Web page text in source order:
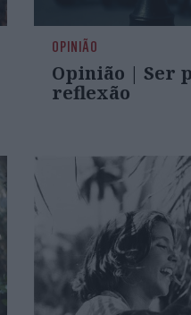
OPINIÃO
Opinião | Ser
reflexão